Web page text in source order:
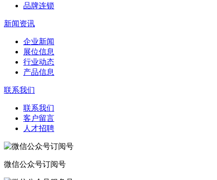
品牌连锁
新闻资讯
企业新闻
展位信息
行业动态
产品信息
联系我们
联系我们
客户留言
人才招聘
微信公众号订阅号